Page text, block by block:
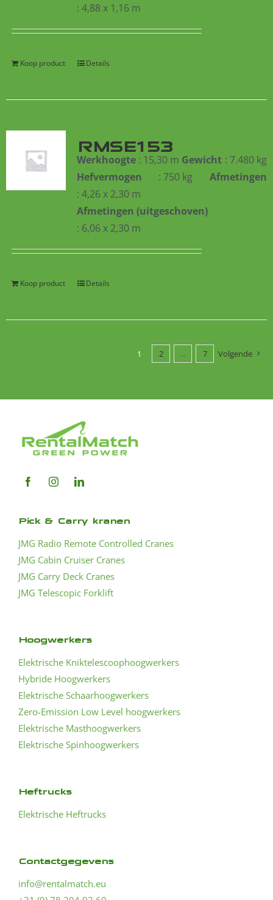
: 4,88 x 1,16 m
Koop product Details
RMSE153
Werkhoogte : 15,30 m Gewicht : 7.480 kg
Hefvermogen
: 750 kg
Afmetingen
: 4,26 x 2,30 m
Afmetingen (uitgeschoven)
: 6,06 x 2,30 m
Koop product Details
1 2 … 7 Volgende
Pick & Carry kranen
JMG Radio Remote Controlled Cranes
JMG Cabin Cruiser Cranes
JMG Carry Deck Cranes
JMG Telescopic Forklift
Hoogwerkers
Elektrische Kniktelescoophoogwerkers
Hybride Hoogwerkers
Elektrische Schaarhoogwerkers
Zero-Emission Low Level hoogwerkers
Elektrische Masthoogwerkers
Elektrische Spinhoogwerkers
Heftrucks
Elektrische Heftrucks
Contactgegevens
info@rentalmatch.eu